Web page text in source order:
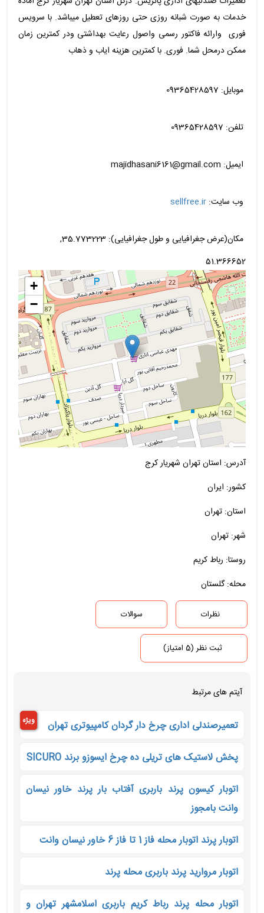
خدمات به صورت شبانه روزی حتی روزهای تعطیل میباشد. با سرویس
فوری وارائه فاکتور رسمی واصول رعایت بهداشتی ودر کمترین زمان
ممکن درمحل شما. فوری. با کمترین هزینه ایاب و ذهاب
موبایل: 09365428597
تلفن: 09365428597
ایمیل: majidhasani6161@gmail.com
وب سایت: sellfree.ir
مکان(عرض جغرافیایی و طول جغرافیایی): 35.773223,
51.366652
+
−
آدرس: استان تهران شهریار کرج
کشور: ایران
استان: تهران
شهر: تهران
روستا: رباط کریم
محله: گلستان
نظرات سوالات
ثبت نظر (5 امتیاز)
آیتم های مرتبط
تعمیرصندلی اداری چرخ دار گردان کامپیوتری تهران ویژه
پخش لاستیک های تریلی ده چرخ ایسوزو برند SICURO
اتوبار کیسون پرند باربری آفتاب بار پرند خاور نیسان
وانت بامجوز
اتوبار پرند اتوبار محله فاز 1 تا فاز 6 خاور نیسان وانت
اتوبار مروارید پرند باربری محله پرند
اتوبار محله پرند رباط کریم باربری اسلامشهر تهران و